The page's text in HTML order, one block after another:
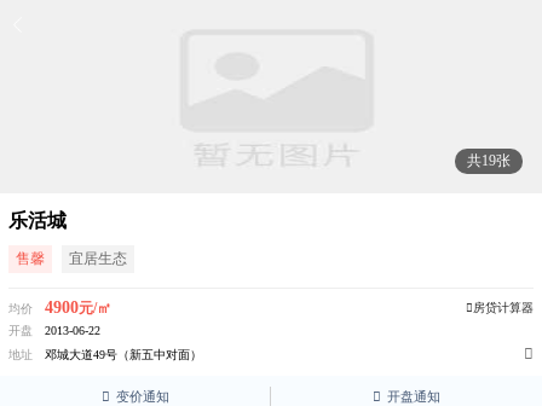
共19张
乐活城
售馨 宜居生态
均价 4900元/㎡
房贷计算器
开盘
2013-06-22
地址
邓城大道49号（新五中对面） 
 变价通知  开盘通知